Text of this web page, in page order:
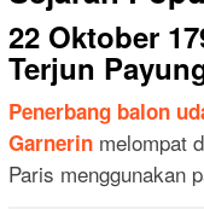
22 Oktober
Terjun
Penerbang balon
Garnerin melompat
Paris menggunakan